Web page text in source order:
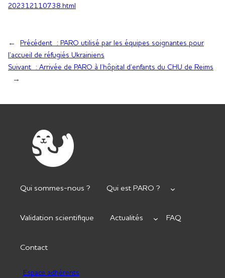
202312110738.html
← Précédent : PARO utilisé par les équipes soignantes pour
l’accueil de réfugiés Ukrainiens
Suivant : Arrivée de PARO à l’hôpital d’enfants du CHU de Reims
→
Qui sommes-nous ? Qui est PARO ?
Validation scientifique Actualités FAQ
Contact
Espace adhérents